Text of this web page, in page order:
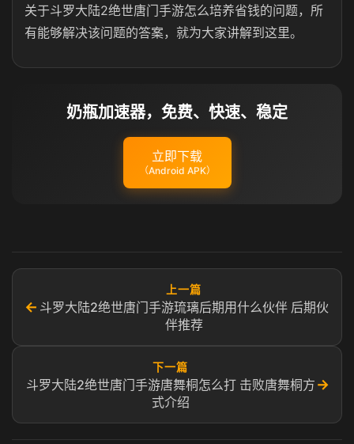
关于斗罗大陆2绝世唐门手游怎么培养省钱的问题，所
有能够解决该问题的答案，就为大家讲解到这里。
奶瓶加速器，免费、快速、稳定
立即下载
（Android APK）
←
上一篇
斗罗大陆2绝世唐门手游琉璃后期用什么伙伴 后期伙
伴推荐
下一篇
斗罗大陆2绝世唐门手游唐舞桐怎么打 击败唐舞桐方
式介绍
→